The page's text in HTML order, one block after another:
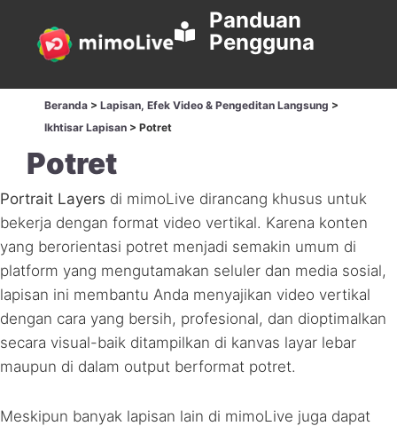
Panduan
Pengguna
Beranda > Lapisan, Efek Video & Pengeditan Langsung >
Ikhtisar Lapisan > Potret
Potret
Portrait Layers di mimoLive dirancang khusus untuk
bekerja dengan format video vertikal. Karena konten
yang berorientasi potret menjadi semakin umum di
platform yang mengutamakan seluler dan media sosial,
lapisan ini membantu Anda menyajikan video vertikal
dengan cara yang bersih, profesional, dan dioptimalkan
secara visual-baik ditampilkan di kanvas layar lebar
maupun di dalam output berformat potret.
Meskipun banyak lapisan lain di mimoLive juga dapat